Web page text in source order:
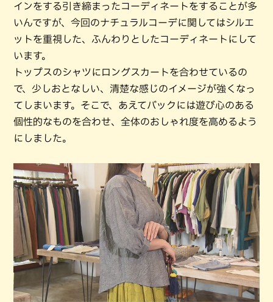
インをする引き締まったコーディネートをすることが多
いんですが、今回のナチュラルコーデに関してはシルエ
ットを重視した、ふんわりとしたコーディネートにして
います。
トップスのシャツにロングスカートを合わせているの
で、少しおとなしい、清楚な感じのイメージが強くなっ
てしまいます。そこで、あえてバックには遊び心のある
個性的なものを合わせ、全体のおしゃれ度を高めるよう
にしました。